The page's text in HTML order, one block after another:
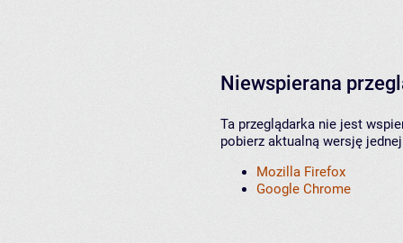
Niewspierana
Ta przeglądarka nie jest
pobierz aktualną wersję
Mozilla Firefox
Google Chrome